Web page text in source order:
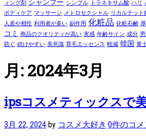
ィング剤 シャンプー シンプル トラネキサム酸 ハリ
ボディケア マッサージ メトロセクシャル リカルテット
人差や相性 利用者が多い 副作用 化粧品 化粧石鹸
コミ
商品のクオリティが高い 実感 年齢サイン 成分
防ぐ 続けやすい 美意識 育毛エッセンス 軽減 韓国 黄
月:2024年3月
ipsコスメティックスで
3月 22, 2024 by コスメ大好き·0件のコメ